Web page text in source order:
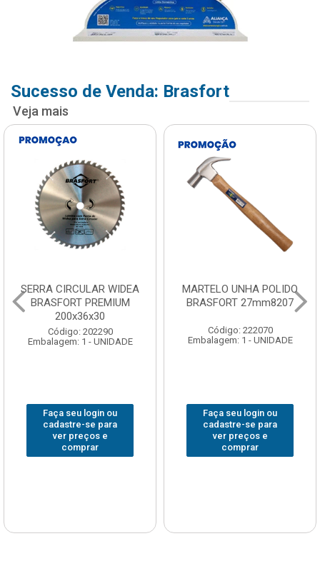
Sucesso de Venda: Brasfort
Veja mais
SERRA CIRCULAR WIDEA
BRASFORT PREMIUM
200x36x30
Código: 202290
Embalagem: 1 - UNIDADE
Faça seu login ou
cadastre-se para
ver preços e
comprar
MARTELO UNHA POLIDO
BRASFORT 27mm8207
Código: 222070
Embalagem: 1 - UNIDADE
Faça seu login ou
cadastre-se para
ver preços e
comprar